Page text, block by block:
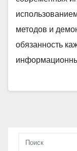
методов и
обязанность